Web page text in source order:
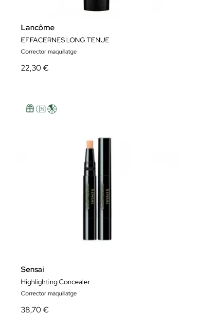
Lancôme
EFFACERNES LONG TENUE
Corrector maquillatge
22,30 €
Sensai
Highlighting Concealer
Corrector maquillatge
38,70 €